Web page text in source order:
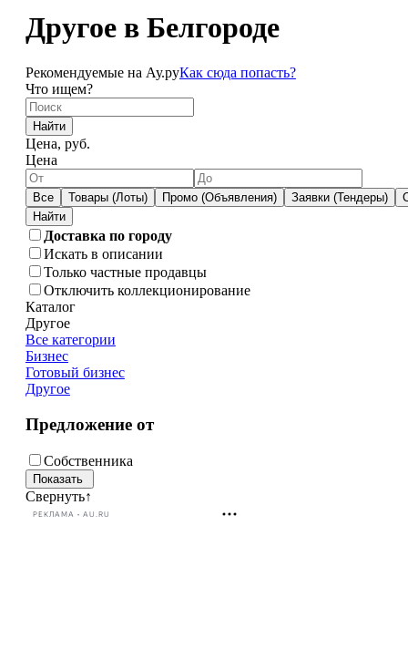
Другое в Белгороде
Рекомендуемые на Ау.руКак сюда попасть?
Что ищем?
Найти
Цена, руб.
Цена
Все Товары (Лоты) Промо (Объявления) Заявки (Тендеры)
Доставка по городу
Искать в описании
Только частные продавцы
Отключить коллекционирование
Каталог
Другое
Все категории
Бизнес
Готовый бизнес
Другое
Предложение от
Собственника
Свернуть↑
РЕКЛАМА • AU.RU